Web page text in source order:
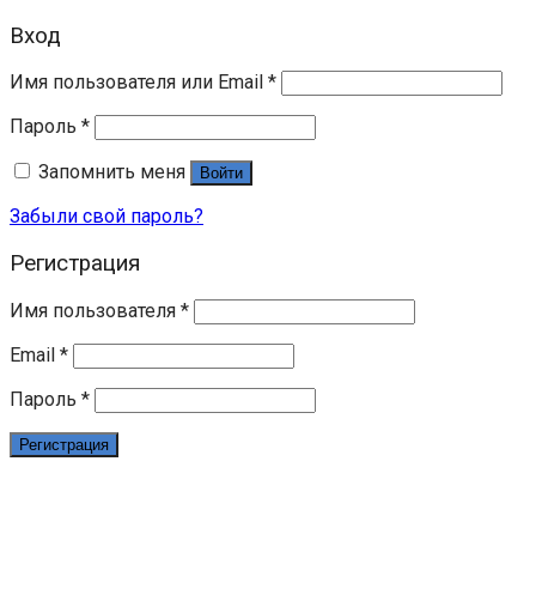
Вход
Имя пользователя или Email *
Пароль *
Запомнить меня
Войти
Забыли свой пароль?
Регистрация
Имя пользователя *
Email *
Пароль *
Регистрация